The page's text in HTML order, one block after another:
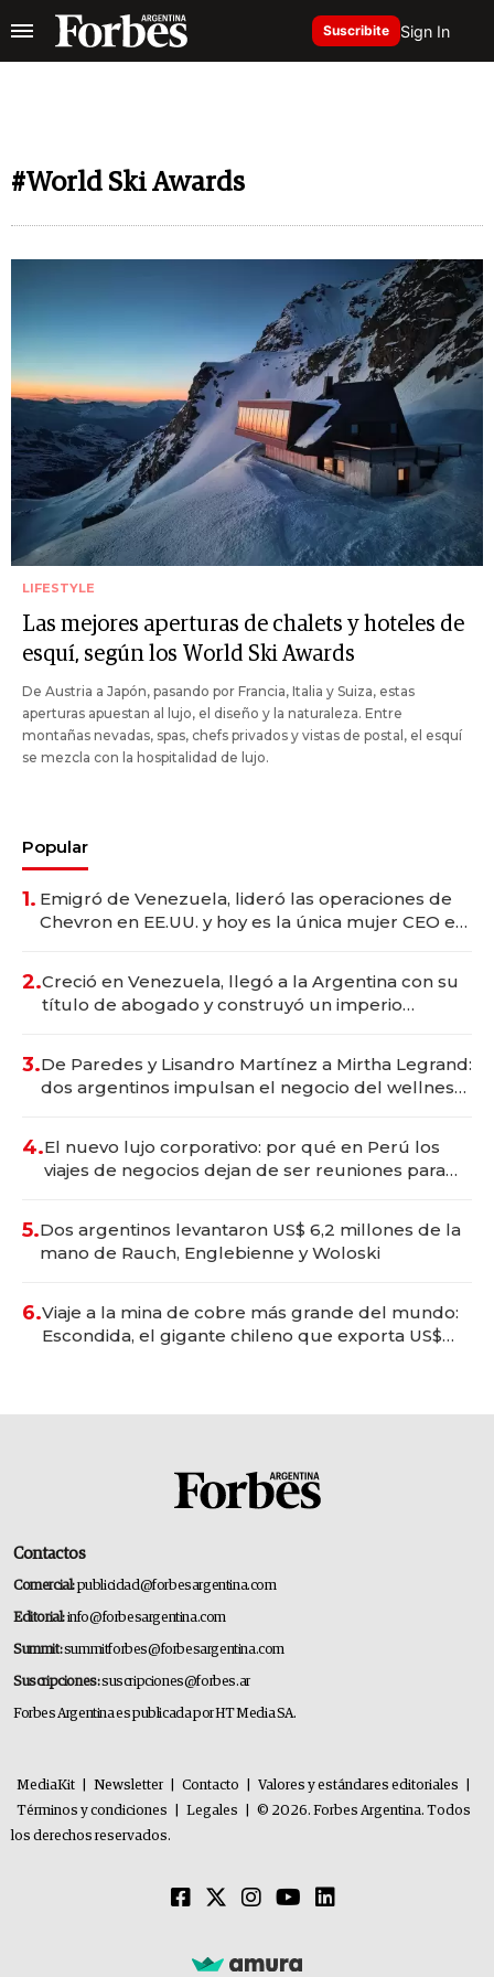
Suscribite Sign In
#World Ski Awards
LIFESTYLE
Las mejores aperturas de chalets y hoteles de
esquí, según los World Ski Awards
De Austria a Japón, pasando por Francia, Italia y Suiza, estas
aperturas apuestan al lujo, el diseño y la naturaleza. Entre
montañas nevadas, spas, chefs privados y vistas de postal, el esquí
se mezcla con la hospitalidad de lujo.
Popular
1. Emigró de Venezuela, lideró las operaciones de
Chevron en EE.UU. y hoy es la única mujer CEO en
2.Creció en Venezuela, llegó a la Argentina con su
título de abogado y construyó un imperio
3.De Paredes y Lisandro Martínez a Mirtha Legrand:
dos argentinos impulsan el negocio del wellness
4.El nuevo lujo corporativo: por qué en Perú los
viajes de negocios dejan de ser reuniones para
5.Dos argentinos levantaron US$ 6,2 millones de la
mano de Rauch, Englebienne y Woloski
6.Viaje a la mina de cobre más grande del mundo:
Escondida, el gigante chileno que exporta US$
Contactos
Comercial:publicidad@forbesargentina.com
Editorial:info@forbesargentina.com
Summit:summitforbes@forbesargentina.com
Suscripciones:suscripciones@forbes.ar
Forbes Argentina es publicada por HT Media SA.
MediaKit Newsletter Contacto Valores y estándares editoriales
Términos y condiciones
Legales
© 2026. Forbes Argentina. Todos
los derechos reservados.